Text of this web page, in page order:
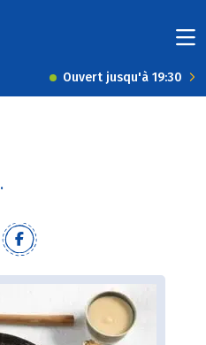
Ouvert jusqu'à 19:30